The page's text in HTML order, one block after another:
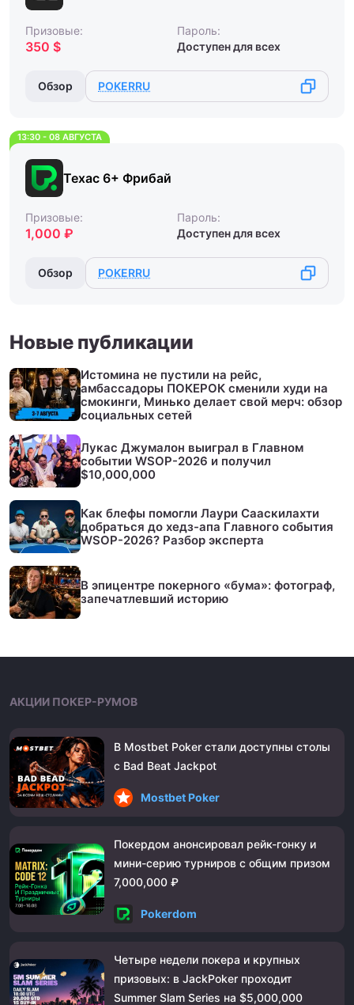
Призовые:
350 $
Пароль:
Доступен для всех
Обзор POKERRU
13:30 - 08 АВГУСТА
Техас 6+ Фрибай
Призовые:
1,000 ₽
Пароль:
Доступен для всех
Обзор POKERRU
Новые публикации
Истомина не пустили на рейс,
амбассадоры ПОКЕРОК сменили худи на
смокинги, Минько делает свой мерч: обзор
социальных сетей
Лукас Джумалон выиграл в Главном
событии WSOP-2026 и получил
$10,000,000
Как блефы помогли Лаури Сааскилахти
добраться до хедз-апа Главного события
WSOP-2026? Разбор эксперта
В эпицентре покерного «бума»: фотограф,
запечатлевший историю
АКЦИИ ПОКЕР-РУМОВ
В Mostbet Poker стали доступны столы
с Bad Beat Jackpot
Mostbet Poker
Покердом анонсировал рейк-гонку и
мини-серию турниров с общим призом
7,000,000 ₽
Pokerdom
Четыре недели покера и крупных
призовых: в JackPoker проходит
Summer Slam Series на $5,000,000